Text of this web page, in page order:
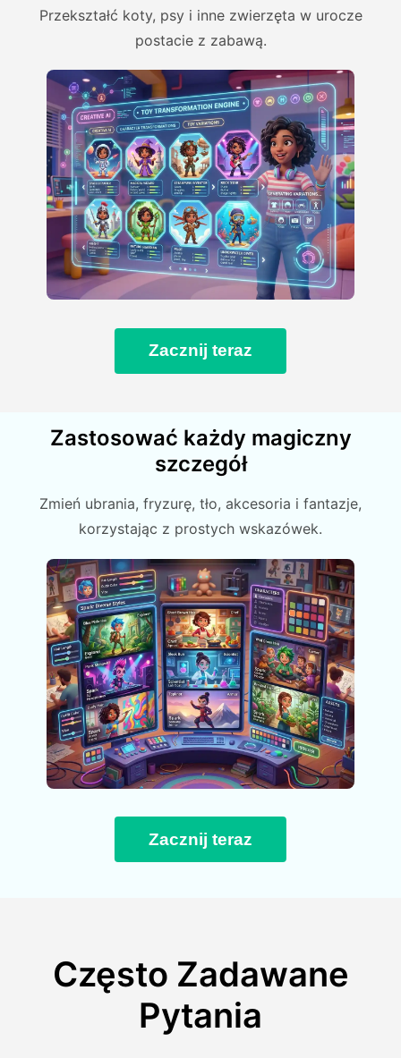
Przekształć koty, psy i inne zwierzęta w urocze
postacie z zabawą.
Zacznij teraz
Zastosować każdy magiczny
szczegół
Zmień ubrania, fryzurę, tło, akcesoria i fantazje,
korzystając z prostych wskazówek.
Zacznij teraz
Często Zadawane
Pytania